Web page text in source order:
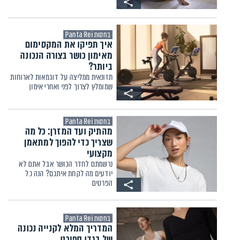
בחסות Panta Rei
איך תפיקו את המקסימום
מאימון כושר בצורה הנכונה
ביותר?
תזונאית ממליצה על דוגמאות לארוחות
שמומלץ לצרוך לפני ואחרי אימון
בחסות Panta Rei
מהתיק ועד המזרן: כל מה
שצריך כדי להפוך למתאמן
מקצועי
נרשמתם לחדר הכושר אבל אתם לא
יודעים מה לקחת איתכם? הנה כל
הפרטים
בחסות Panta Rei
המדריך המלא לקנייה נכונה